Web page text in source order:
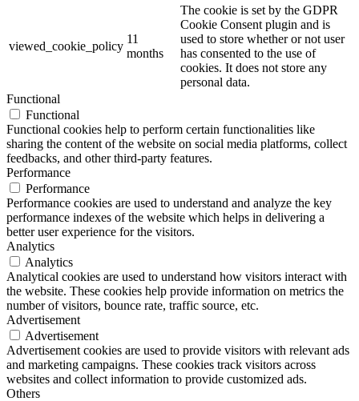
viewed_cookie_policy
11
months
The cookie is set by the GDPR
Cookie Consent plugin and is
used to store whether or not user
has consented to the use of
cookies. It does not store any
personal data.
Functional
Functional
Functional cookies help to perform certain functionalities like
sharing the content of the website on social media platforms, collect
feedbacks, and other third-party features.
Performance
Performance
Performance cookies are used to understand and analyze the key
performance indexes of the website which helps in delivering a
better user experience for the visitors.
Analytics
Analytics
Analytical cookies are used to understand how visitors interact with
the website. These cookies help provide information on metrics the
number of visitors, bounce rate, traffic source, etc.
Advertisement
Advertisement
Advertisement cookies are used to provide visitors with relevant ads
and marketing campaigns. These cookies track visitors across
websites and collect information to provide customized ads.
Others